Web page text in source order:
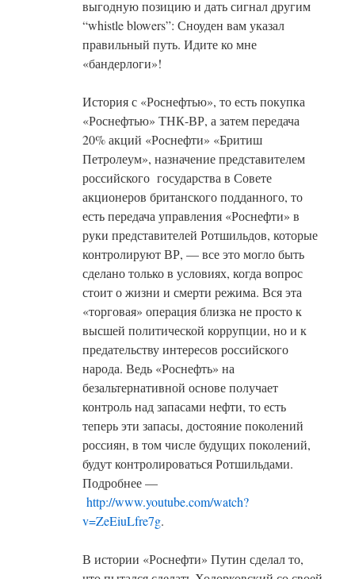
выгодную позицию и дать сигнал другим
“whistle blowers”: Сноуден вам указал
правильный путь. Идите ко мне
«бандерлоги»!
История с «Роснефтью», то есть покупка
«Роснефтью» ТНК-ВР, а затем передача
20% акций «Роснефти» «Бритиш
Петролеум», назначение представителем
российского государства в Совете
акционеров британского подданного, то
есть передача управления «Роснефти» в
руки представителей Ротшильдов, которые
контролируют ВР, — все это могло быть
сделано только в условиях, когда вопрос
стоит о жизни и смерти режима. Вся эта
«торговая» операция близка не просто к
высшей политической коррупции, но и к
предательству интересов российского
народа. Ведь «Роснефть» на
безальтернативной основе получает
контроль над запасами нефти, то есть
теперь эти запасы, достояние поколений
россиян, в том числе будущих поколений,
будут контролироваться Ротшильдами.
Подробнее —
http://www.youtube.com/watch?
v=ZeEiuLfre7g.
В истории «Роснефти» Путин сделал то,